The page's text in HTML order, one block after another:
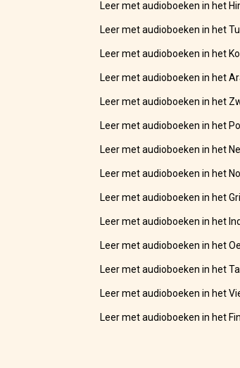
Leer met audioboeken in het
Leer met audioboeken in het
Leer met audioboeken in het
Leer met audioboeken in het
Leer met audioboeken in het
Leer met audioboeken in het
Leer met audioboeken in het
Leer met audioboeken in het
Leer met audioboeken in het
Leer met audioboeken in het
Leer met audioboeken in het
Leer met audioboeken in het
Leer met audioboeken in het
Leer met audioboeken in het